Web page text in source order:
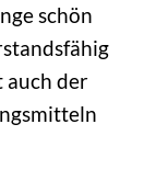
schön
auch der